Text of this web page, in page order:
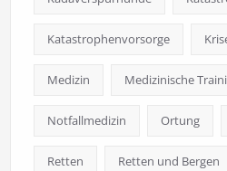
Katastrophenvorsorge
Medizin Medizinische
Notfallmedizin Ortung
Retten Retten und Bergen